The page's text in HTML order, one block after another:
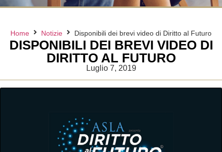
Home Notizie Disponibili dei brevi video di Diritto al Futuro
DISPONIBILI DEI BREVI VIDEO DI
DIRITTO AL FUTURO
Luglio 7, 2019